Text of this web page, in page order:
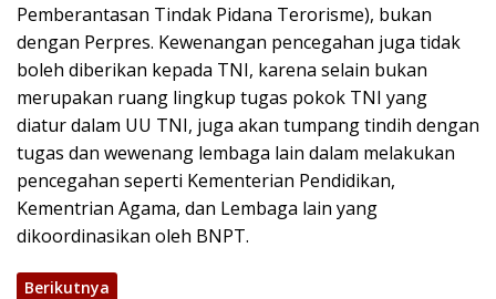
Pemberantasan Tindak Pidana Terorisme), bukan
dengan Perpres. Kewenangan pencegahan juga tidak
boleh diberikan kepada TNI, karena selain bukan
merupakan ruang lingkup tugas pokok TNI yang
diatur dalam UU TNI, juga akan tumpang tindih dengan
tugas dan wewenang lembaga lain dalam melakukan
pencegahan seperti Kementerian Pendidikan,
Kementrian Agama, dan Lembaga lain yang
dikoordinasikan oleh BNPT.
Berikutnya